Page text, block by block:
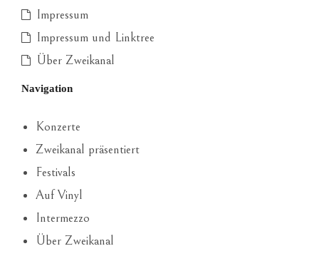
Impressum
Impressum und Linktree
Über Zweikanal
Navigation
Konzerte
Zweikanal präsentiert
Festivals
Auf Vinyl
Intermezzo
Über Zweikanal